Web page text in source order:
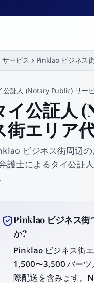
ービス Pinklao ビジネス
公証人 (Notary Public) サー
イ公証人
街エリア
ビジネス街周辺
護士によるタイ公証
Pinklao ビジネス街
か?
Pinklao ビジネス街
1,500〜3,500 バー
際配送を含みます。